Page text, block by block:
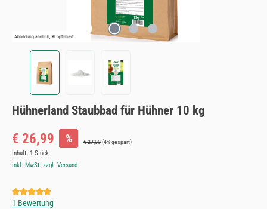
Abbildung ähnlich, KI optimiert
Hühnerland Staubbad für Hühner 10 kg
Verkaufspreis:
€ 26,99 % Regulärer Preis:
€ 27,99(4% gespart)
Inhalt: 1 Stück
inkl. MwSt. zzgl. Versand
Durchschnittliche Bewertung von 5 von 5 Sternen
1 Bewertung